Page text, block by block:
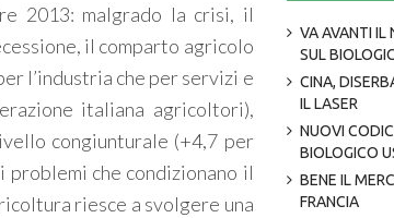
2013: malgrado la crisi, il
il comparto agricolo
l’industria che per servizi e
italiana agricoltori),
congiunturale (+4,7 per
che condizionano il
riesce a svolgere una
VA AVANTI IL
SUL
CINA,
IL LASER
NUOVI
BIOLOGICO
BENE IL
FRANCIA